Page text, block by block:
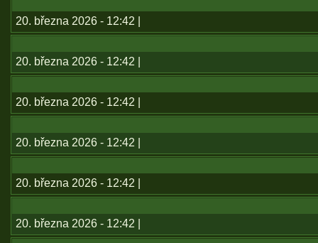
20. března 2026 - 12:42 |
20. března 2026 - 12:42 |
20. března 2026 - 12:42 |
20. března 2026 - 12:42 |
20. března 2026 - 12:42 |
20. března 2026 - 12:42 |